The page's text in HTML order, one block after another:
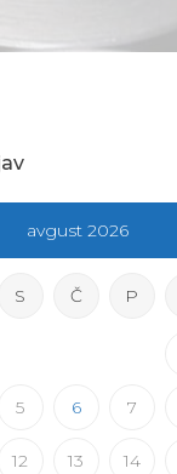
avgust 2026
S Č P
5 6 7
12 13 14